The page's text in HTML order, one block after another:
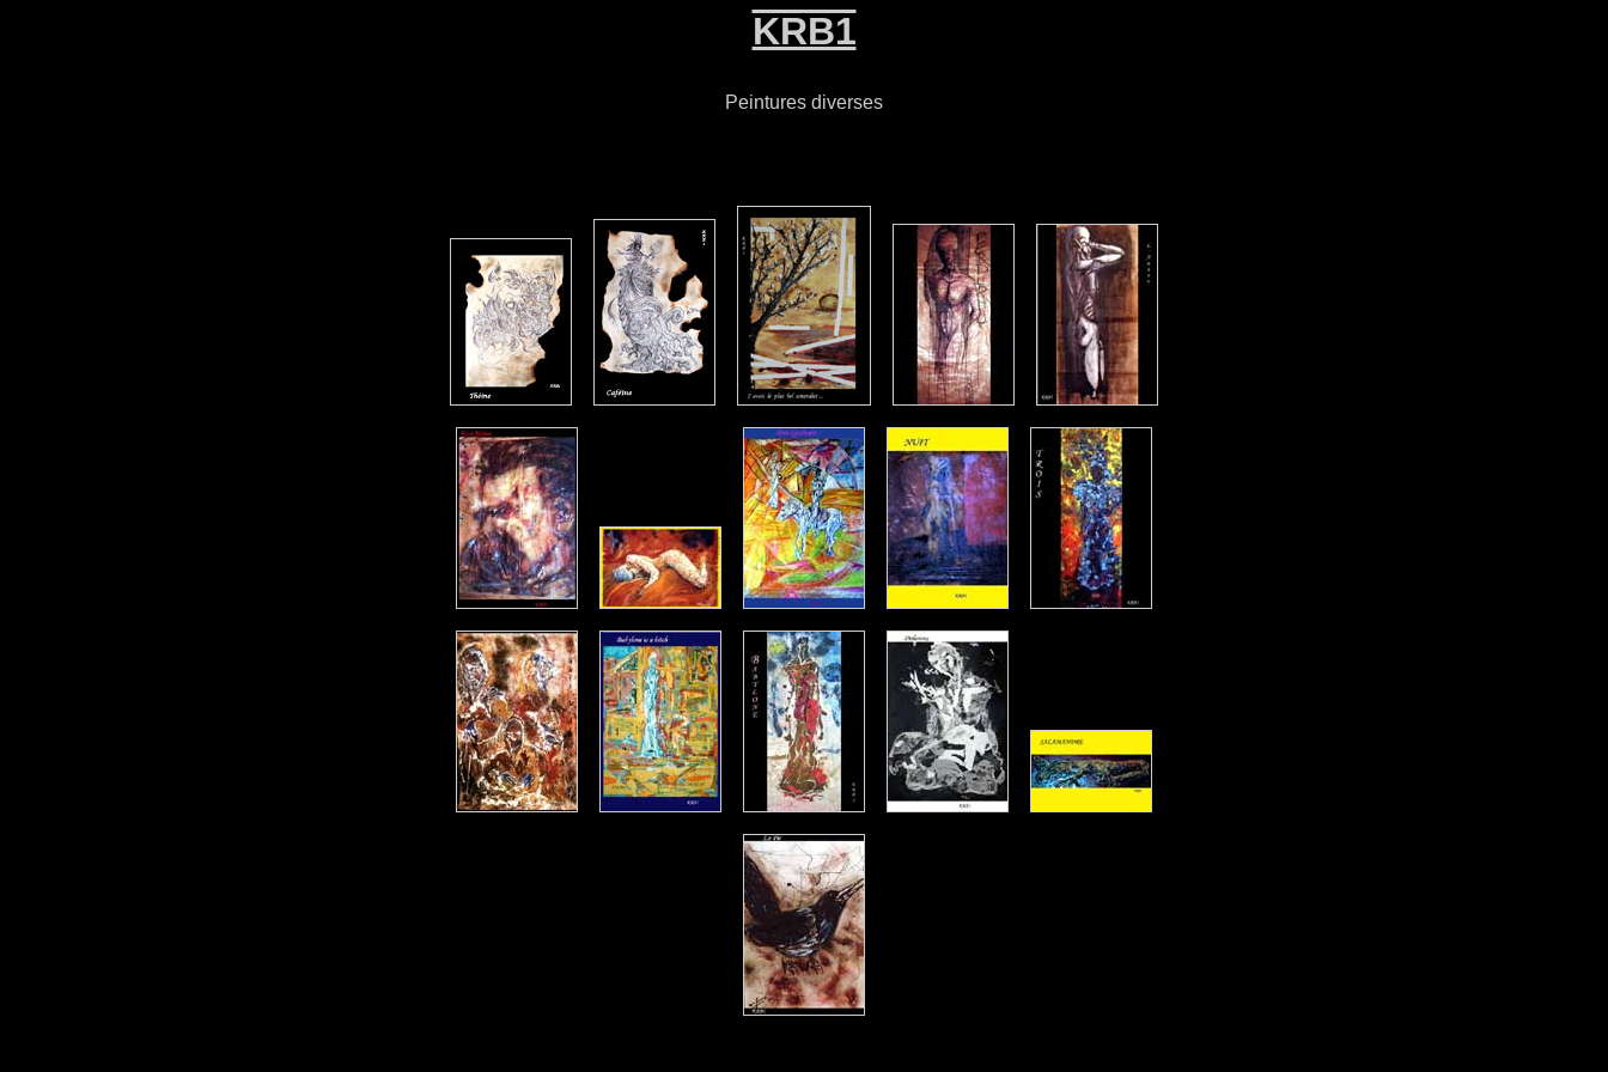
KRB1
Peintures diverses